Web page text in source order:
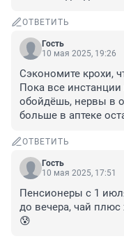
ОТВЕТИТЬ
Гость
10 мая 2025, 19:26
Сэкономите крохи,
Пока все
обойдёшь, нервы в
больше в аптеке
ОТВЕТИТЬ
Гость
10 мая 2025, 17:51
Пенсионеры с 1
до вечера, чай плюс
😰